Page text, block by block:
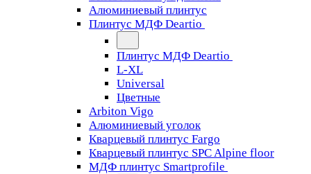
Алюминиевый плинтус
Плинтус МДФ Deartio
Плинтус МДФ Deartio
L-XL
Universal
Цветные
Arbiton Vigo
Алюминиевый уголок
Кварцевый плинтус Fargo
Кварцевый плинтус SPC Alpine floor
МДФ плинтус Smartprofile